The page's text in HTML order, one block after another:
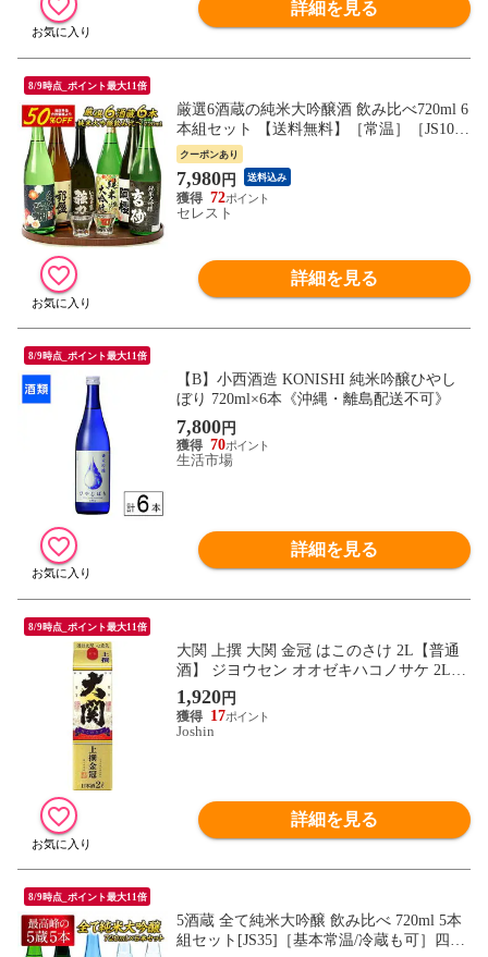
詳細を見る
8/9時点_ポイント最大11倍
厳選6酒蔵の純米大吟醸酒 飲み比べ720ml 6
本組セット 【送料無料】［常温］［JS10］
【7営業日以内に出荷】 ［日本酒 酒 プレ
ゼント ギフト 晩酌 お父さん お中元 父の
日
クーポンあり
7,980円 送料込み
72
セレスト
詳細を見る
8/9時点_ポイント最大11倍
【B】小西酒造 KONISHI 純米吟醸ひやし
ぼり 720ml×6本《沖縄・離島配送不可》
7,800円
70
生活市場
詳細を見る
8/9時点_ポイント最大11倍
大関 上撰 大関 金冠 はこのさけ 2L【普通
酒】 ジヨウセン オオゼキハコノサケ 2L
【返品種別B】
1,920円
17
Joshin
詳細を見る
8/9時点_ポイント最大11倍
5酒蔵 全て純米大吟醸 飲み比べ 720ml 5本
組セット[JS35]［基本常温/冷蔵も可］四合